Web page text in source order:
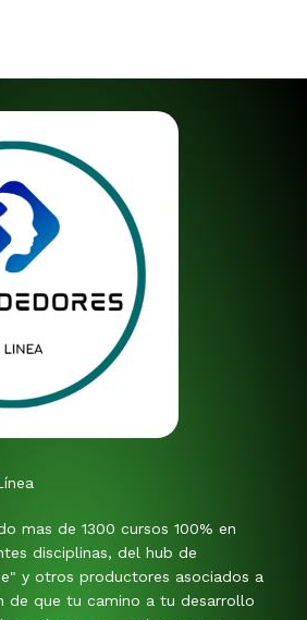
mas de 1300 cursos 100% en
disciplinas, del hub de
y otros productores asociados a
de que tu camino a tu desarrollo